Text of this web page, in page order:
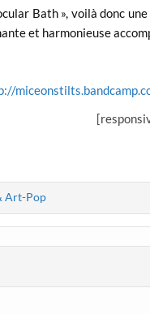
Bath », voilà donc
et harmonieuse
Art-Pop